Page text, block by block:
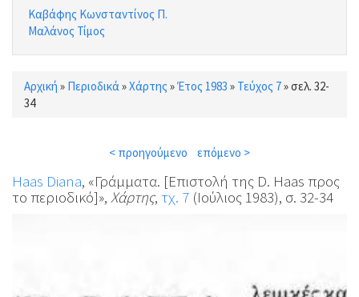
Καβάφης Κωνσταντίνος Π.
Μαλάνος Τίμος
Είστε εδώ
Αρχική » Περιοδικά»Χάρτης »Έτος 1983 » Τεύχος 7»σελ. 32-
34
< προηγούμενο επόμενο >
Haas Diana, «Γράμματα. [Επιστολή της D. Haas προς
το περιοδικό]», Χάρτης, τχ. 7 (Ιούλιος 1983), σ. 32-34